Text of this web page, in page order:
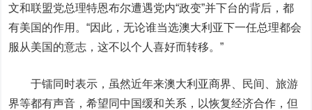
文和联盟党总理特恩布尔遭遇党内“政变”并下台的背后，都
有美国的作用。“因此，无论谁当选澳大利亚下一任总理都会
服从美国的意志，这不以个人喜好而转移。”
于镭同时表示，虽然近年来澳大利亚商界、民间、旅游
界等都有声音，希望同中国缓和关系，以恢复经济合作，但